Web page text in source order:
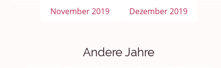
November 2019
Dezember 2019
Andere Jahre